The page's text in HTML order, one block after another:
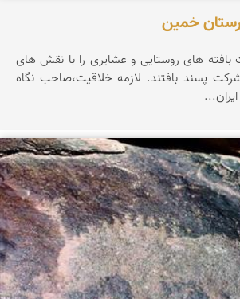
خمین
های روستایی و عشایری را با نقش های
قالی تبریز ،کرمان و شرکت پسند بافتند. لازمه خلاقیت،صاحب نگاه